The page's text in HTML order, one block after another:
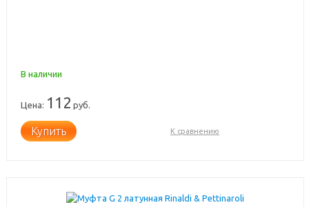
В наличии
Цена: 112 руб.
Купить К сравнению